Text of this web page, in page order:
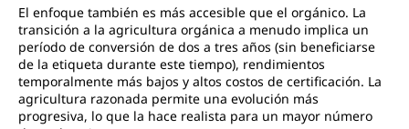
El enfoque también es más accesible que el orgánico. La
transición a la agricultura orgánica a menudo implica un
período de conversión de dos a tres años (sin beneficiarse
de la etiqueta durante este tiempo), rendimientos
temporalmente más bajos y altos costos de certificación. La
agricultura razonada permite una evolución más
progresiva, lo que la hace realista para un mayor número